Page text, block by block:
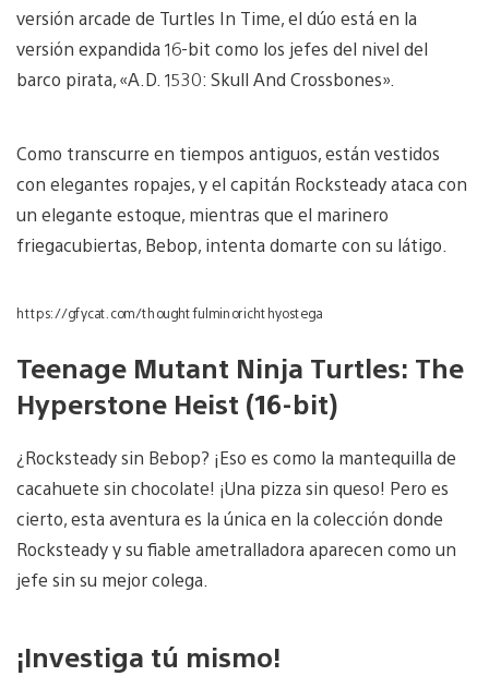
versión arcade de Turtles In Time, el dúo está en la
versión expandida 16-bit como los jefes del nivel del
barco pirata, «A.D. 1530: Skull And Crossbones».
Como transcurre en tiempos antiguos, están vestidos
con elegantes ropajes, y el capitán Rocksteady ataca con
un elegante estoque, mientras que el marinero
friegacubiertas, Bebop, intenta domarte con su látigo.
https://gfycat.com/thoughtfulminorichthyostega
Teenage Mutant Ninja Turtles: The
Hyperstone Heist (16-bit)
¿Rocksteady sin Bebop? ¡Eso es como la mantequilla de
cacahuete sin chocolate! ¡Una pizza sin queso! Pero es
cierto, esta aventura es la única en la colección donde
Rocksteady y su fiable ametralladora aparecen como un
jefe sin su mejor colega.
¡Investiga tú mismo!